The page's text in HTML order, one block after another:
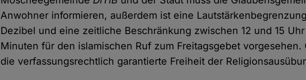
Anwohner informieren, außerdem ist eine
Dezibel und eine zeitliche Beschränkung zwischen 12 und 15
Minuten für den islamischen Ruf zum Freitagsgebet vorgesehen.
die verfassungsrechtlich garantierte Freiheit der